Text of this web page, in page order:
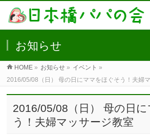
お知らせ
HOME » お知らせ » イベント »
2016/05/08（日） 母の日にママをほぐそう！夫婦
2016/05/08（日） 母の日
う！夫婦マッサージ教室